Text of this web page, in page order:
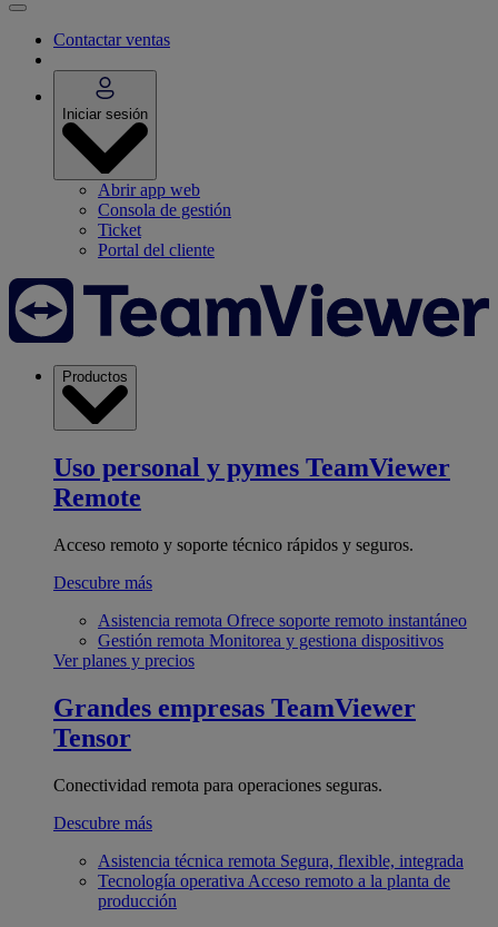
Contactar ventas
Iniciar sesión
Abrir app web
Consola de gestión
Ticket
Portal del cliente
Productos
Uso personal y pymes TeamViewer
Remote
Acceso remoto y soporte técnico rápidos y seguros.
Descubre más
Asistencia remota Ofrece soporte remoto instantáneo
Gestión remota Monitorea y gestiona dispositivos
Ver planes y precios
Grandes empresas TeamViewer
Tensor
Conectividad remota para operaciones seguras.
Descubre más
Asistencia técnica remota Segura, flexible, integrada
Tecnología operativa Acceso remoto a la planta de
producción